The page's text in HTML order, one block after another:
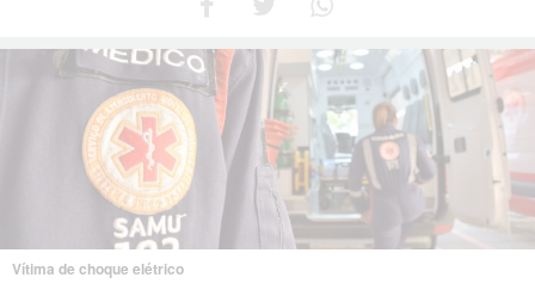
Vítima de choque elétrico